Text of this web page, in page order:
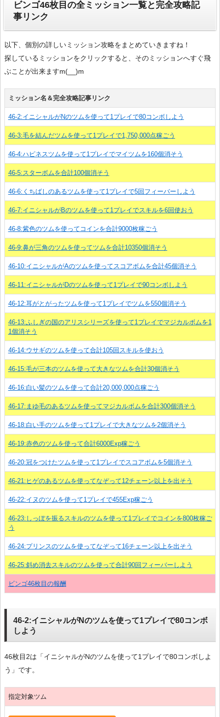
ビンゴ46枚目の全ミッション一覧と完全攻略記
事リンク
以下、個別の詳しいミッション攻略をまとめていきますね！
探しているミッションをクリックすると、そのミッションへすぐ飛
ぶことが出来ますm(__)m
ミッション名＆完全攻略記事リンク
46-2:イニシャルがNのツムを使って1プレイで80コンボしよう
46-3:毛を結んだツムを使って1プレイで1,750,000点稼ごう
46-4:ハピネスツムを使って1プレイでマイツムを160個消そう
46-5:スターボムを合計100個消そう
46-6:くちばしのあるツムを使って1プレイで5回フィーバーしよう
46-7:イニシャルがBのツムを使って1プレイでスキルを6回使おう
46-8:紫色のツムを使ってコインを合計9000枚稼ごう
46-9:鼻が三角のツムを使ってツムを合計10350個消そう
46-10:イニシャルがAのツムを使ってスコアボムを合計45個消そう
46-11:イニシャルがDのツムを使って1プレイで90コンボしよう
46-12:耳がとがったツムを使って1プレイでツムを550個消そう
46-13:ふしぎの国のアリスシリーズを使って1プレイでマジカルボムを1
1個消そう
46-14:ウサギのツムを使って合計105回スキルを使おう
46-15:毛が三本のツムを使って大きなツムを合計30個消そう
46-16:白い髪のツムを使って合計20,000,000点稼ごう
46-17:まゆ毛のあるツムを使ってマジカルボムを合計300個消そう
46-18:白い手のツムを使って1プレイで大きなツムを2個消そう
46-19:赤色のツムを使って合計6000Exp稼ごう
46-20:冠をつけたツムを使って1プレイでスコアボムを5個消そう
46-21:ヒゲのあるツムを使ってなぞって12チェーン以上を出そう
46-22:イヌのツムを使って1プレイで455Exp稼ごう
46-23:しっぽを振るスキルのツムを使って1プレイでコインを800枚稼ご
う
46-24:プリンスのツムを使ってなぞって16チェーン以上を出そう
46-25:斜め消去スキルのツムを使って合計90回フィーバーしよう
ビンゴ46枚目の報酬
46-2:イニシャルがNのツムを使って1プレイで80コンボ
しよう
46枚目2は「イニシャルがNのツムを使って1プレイで80コンボしよ
う」です。
指定対象ツム